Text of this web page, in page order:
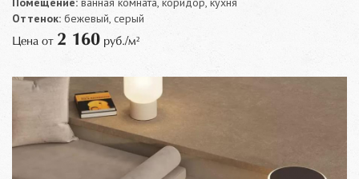
Оттенок: бежевый, серый
Цена от 2 160 руб./м²